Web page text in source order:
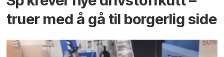
truer med å gå til borgerlig side